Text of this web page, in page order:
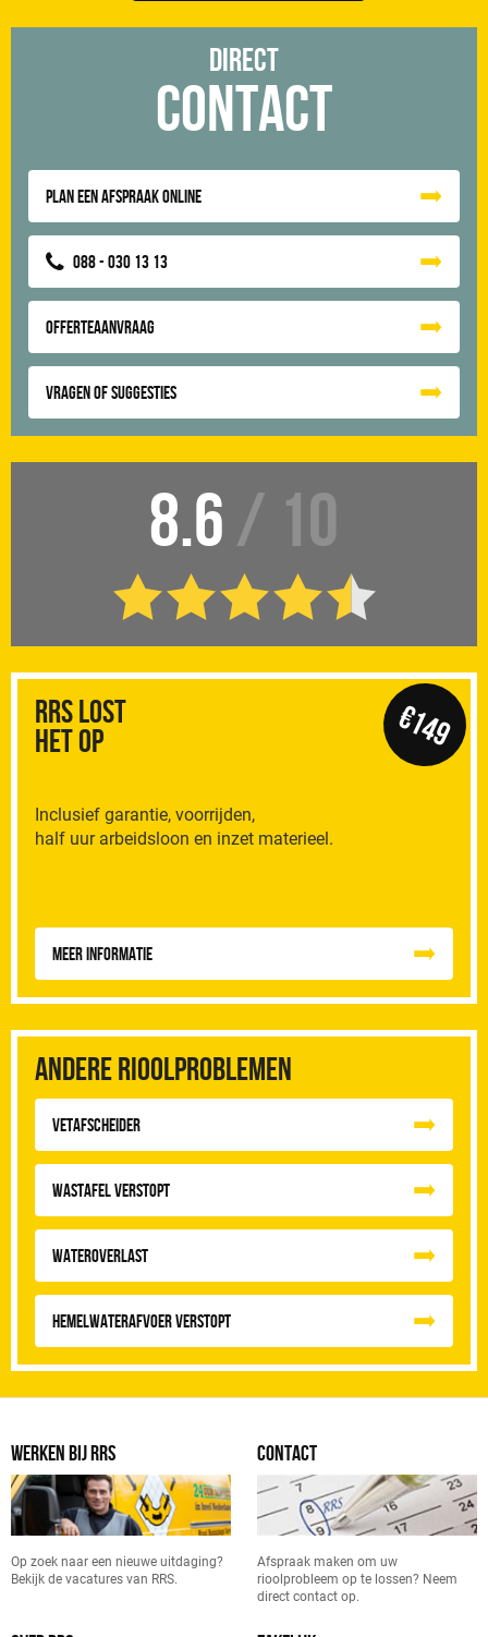
Direct
Contact
Plan een afspraak online
088 - 030 13 13
Offerteaanvraag
Vragen of suggesties
8.6 / 10
RRS Lost
het op
Inclusief garantie, voorrijden,
half uur arbeidsloon en inzet materieel.
€149
Meer informatie
Andere rioolproblemen
vetafscheider
Wastafel Verstopt
Wateroverlast
Hemelwaterafvoer Verstopt
WERKEN BIJ RRS
Op zoek naar een nieuwe uitdaging?
Bekijk de vacatures van RRS.
CONTACT
Afspraak maken om uw
rioolprobleem op te lossen? Neem
direct contact op.